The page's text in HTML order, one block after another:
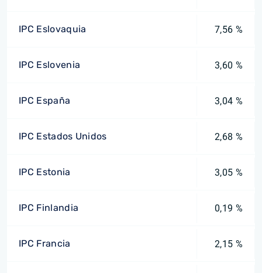
IPC Eslovaquia 7,56 %
IPC Eslovenia 3,60 %
IPC España 3,04 %
IPC Estados Unidos 2,68 %
IPC Estonia 3,05 %
IPC Finlandia 0,19 %
IPC Francia 2,15 %